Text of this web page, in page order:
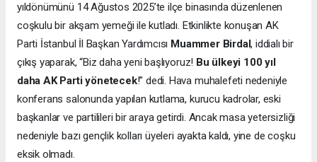
yıldönümünü 14 Ağustos 2025’te ilçe binasında düzenlenen
coşkulu bir akşam yemeği ile kutladı. Etkinlikte konuşan AK
Parti İstanbul İl Başkan Yardımcısı Muammer Birdal, iddialı bir
çıkış yaparak, “Biz daha yeni başlıyoruz! Bu ülkeyi 100 yıl
daha AK Parti yönetecek!” dedi. Hava muhalefeti nedeniyle
konferans salonunda yapılan kutlama, kurucu kadrolar, eski
başkanlar ve partilileri bir araya getirdi. Ancak masa yetersizliği
nedeniyle bazı gençlik kolları üyeleri ayakta kaldı, yine de coşku
eksik olmadı.